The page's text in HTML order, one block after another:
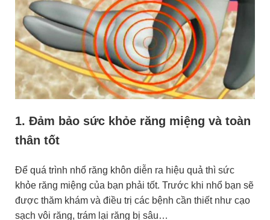
1. Đảm bảo sức khỏe răng miệng và toàn
thân tốt
Để quá trình nhổ răng khôn diễn ra hiệu quả thì sức
khỏe răng miệng của bạn phải tốt. Trước khi nhổ bạn sẽ
được thăm khám và điều trị các bệnh cần thiết như cạo
sạch vôi răng, trám lại răng bị sâu…